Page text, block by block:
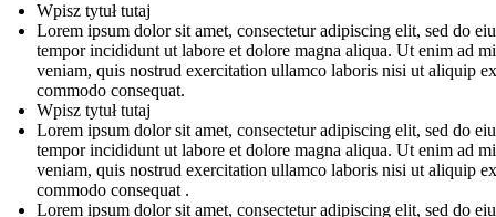
Wpisz tytuł tutaj
Lorem ipsum dolor sit amet, consectetur adipiscing elit, sed do
tempor incididunt ut labore et dolore magna aliqua. Ut enim ad
veniam, quis nostrud exercitation ullamco laboris nisi ut aliquip
commodo consequat.
Wpisz tytuł tutaj
Lorem ipsum dolor sit amet, consectetur adipiscing elit, sed do
tempor incididunt ut labore et dolore magna aliqua. Ut enim ad
veniam, quis nostrud exercitation ullamco laboris nisi ut aliquip
commodo consequat .
Lorem ipsum dolor sit amet, consectetur adipiscing elit, sed do